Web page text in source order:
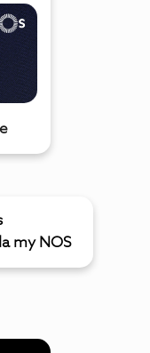
my NOS